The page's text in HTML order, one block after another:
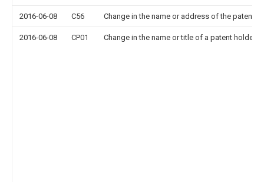
2016-06-08 C56 Change in the name or address of the patentee
2016-06-08 CP01 Change in the name or title of a patent holder